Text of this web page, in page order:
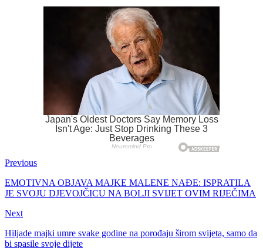
Previous
EMOTIVNA OBJAVA MAJKE MALENE NAĐE: ISPRATILA
JE SVOJU DJEVOJČICU NA BOLJI SVIJET OVIM RIJEČIMA
Next
Hiljade majki umre svake godine na porođaju širom svijeta, samo da
bi spasile svoje dijete